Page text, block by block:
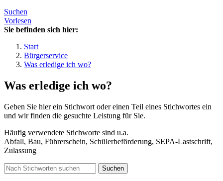
Suchen
Vorlesen
Sie befinden sich hier:
Start
Bürgerservice
Was erledige ich wo?
Was erledige ich wo?
Geben Sie hier ein Stichwort oder einen Teil eines Stichwortes ein
und wir finden die gesuchte Leistung für Sie.
Häufig verwendete Stichworte sind u.a.
Abfall, Bau, Führerschein, Schülerbeförderung, SEPA-Lastschrift,
Zulassung
Suchen